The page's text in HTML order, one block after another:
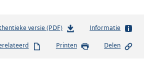
versie (PDF)b
s
Informatie
Printen Delen